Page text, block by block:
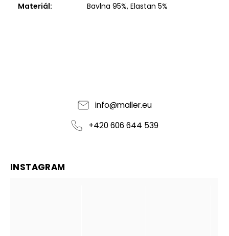
Materiál: Bavlna 95%, Elastan 5%
info@maller.eu
+420 606 644 539
INSTAGRAM